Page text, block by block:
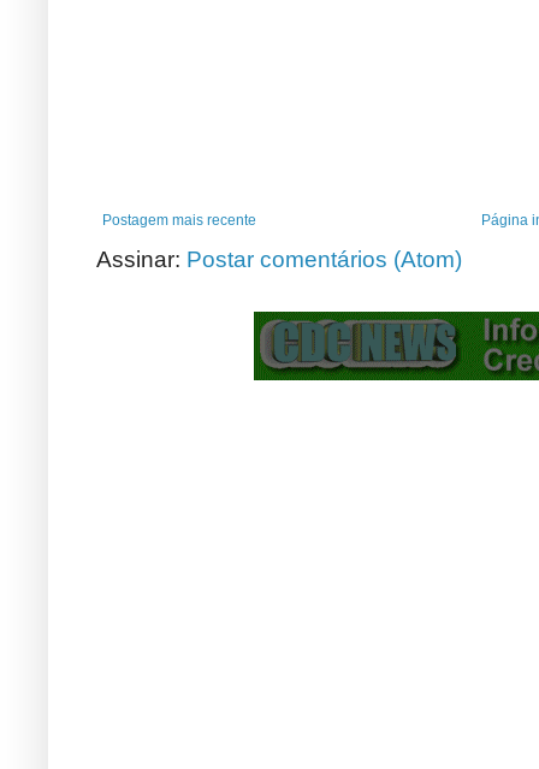
Postagem mais recente Página
Assinar: Postar comentários (Atom)